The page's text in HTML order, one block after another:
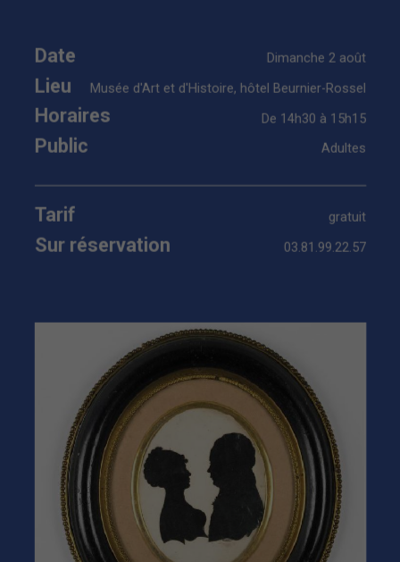
Date Dimanche 2 août
Lieu Musée d'Art et d'Histoire, hôtel Beurnier-Rossel
Horaires De 14h30 à 15h15
Public Adultes
Tarif gratuit
Sur réservation 03.81.99.22.57